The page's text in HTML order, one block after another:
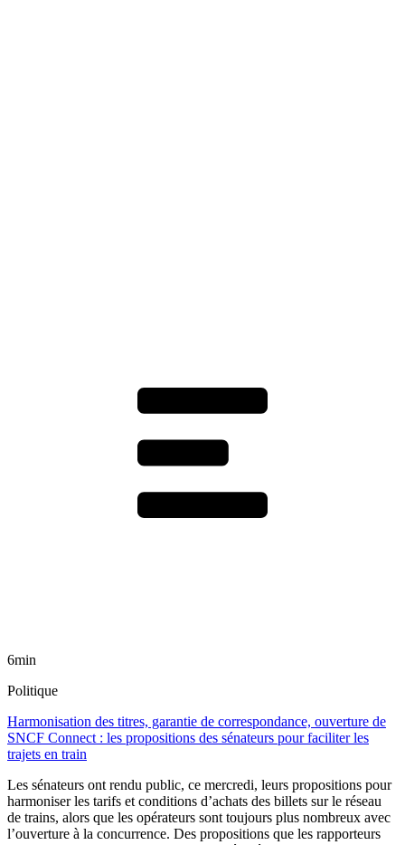
6min
Politique
Harmonisation des titres, garantie de correspondance, ouverture de
SNCF Connect : les propositions des sénateurs pour faciliter les
trajets en train
Les sénateurs ont rendu public, ce mercredi, leurs propositions pour
harmoniser les tarifs et conditions d’achats des billets sur le réseau
de trains, alors que les opérateurs sont toujours plus nombreux avec
l’ouverture à la concurrence. Des propositions que les rapporteurs